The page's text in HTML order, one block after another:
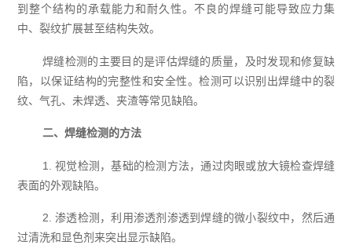
到整个结构的承载能力和耐久性。不良的焊缝可能导致应力集
中、裂纹扩展甚至结构失效。
焊缝检测的主要目的是评估焊缝的质量，及时发现和修复缺
陷，以保证结构的完整性和安全性。检测可以识别出焊缝中的裂
纹、气孔、未焊透、夹渣等常见缺陷。
二、焊缝检测的方法
1. 视觉检测，基础的检测方法，通过肉眼或放大镜检查焊缝
表面的外观缺陷。
2. 渗透检测，利用渗透剂渗透到焊缝的微小裂纹中，然后通
过清洗和显色剂来突出显示缺陷。